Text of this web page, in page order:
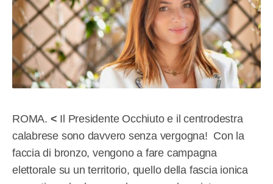
ROMA. < Il Presidente Occhiuto e il centrodestra
calabrese sono davvero senza vergogna! Con la
faccia di bronzo, vengono a fare campagna
elettorale su un territorio, quello della fascia ionica